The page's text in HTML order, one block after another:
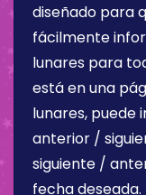
diseñado para
fácilmente
lunares para
está en una
lunares, puede
anterior /
siguiente /
fecha